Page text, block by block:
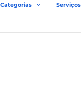
Categorias Serviços